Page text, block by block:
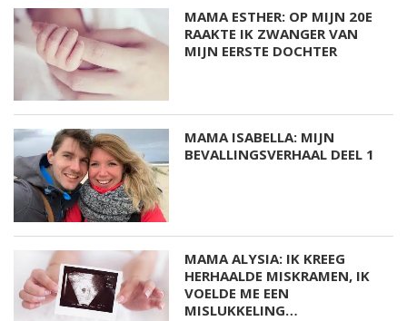
MAMA ESTHER: OP MIJN 20E
RAAKTE IK ZWANGER VAN
MIJN EERSTE DOCHTER
MAMA ISABELLA: MIJN
BEVALLINGSVERHAAL DEEL 1
MAMA ALYSIA: IK KREEG
HERHAALDE MISKRAMEN, IK
VOELDE ME EEN
MISLUKKELING…